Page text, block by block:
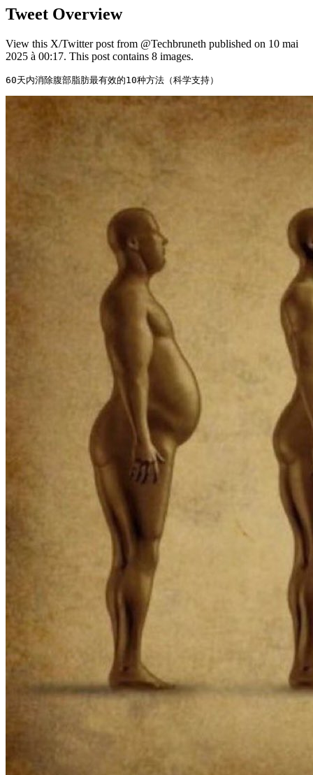
Tweet Overview
View this X/Twitter post from @Techbruneth published on 10 mai
2025 à 00:17. This post contains 8 images.
60天内消除腹部脂肪最有效的10种方法（科学支持）